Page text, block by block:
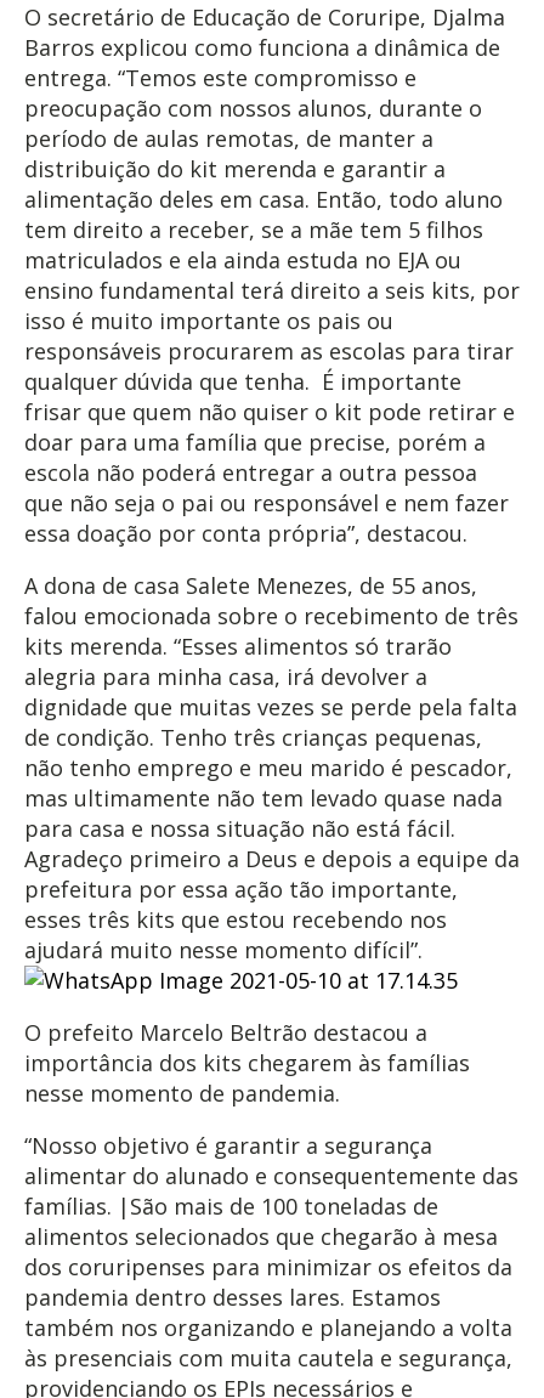
O secretário de Educação de Coruripe, Djalma
Barros explicou como funciona a dinâmica de
entrega. “Temos este compromisso e
preocupação com nossos alunos, durante o
período de aulas remotas, de manter a
distribuição do kit merenda e garantir a
alimentação deles em casa. Então, todo aluno
tem direito a receber, se a mãe tem 5 filhos
matriculados e ela ainda estuda no EJA ou
ensino fundamental terá direito a seis kits, por
isso é muito importante os pais ou
responsáveis procurarem as escolas para tirar
qualquer dúvida que tenha. É importante
frisar que quem não quiser o kit pode retirar e
doar para uma família que precise, porém a
escola não poderá entregar a outra pessoa
que não seja o pai ou responsável e nem fazer
essa doação por conta própria”, destacou.
A dona de casa Salete Menezes, de 55 anos,
falou emocionada sobre o recebimento de três
kits merenda. “Esses alimentos só trarão
alegria para minha casa, irá devolver a
dignidade que muitas vezes se perde pela falta
de condição. Tenho três crianças pequenas,
não tenho emprego e meu marido é pescador,
mas ultimamente não tem levado quase nada
para casa e nossa situação não está fácil.
Agradeço primeiro a Deus e depois a equipe da
prefeitura por essa ação tão importante,
esses três kits que estou recebendo nos
ajudará muito nesse momento difícil”.
O prefeito Marcelo Beltrão destacou a
importância dos kits chegarem às famílias
nesse momento de pandemia.
“Nosso objetivo é garantir a segurança
alimentar do alunado e consequentemente das
famílias. |São mais de 100 toneladas de
alimentos selecionados que chegarão à mesa
dos coruripenses para minimizar os efeitos da
pandemia dentro desses lares. Estamos
também nos organizando e planejando a volta
às presenciais com muita cautela e segurança,
providenciando os EPIs necessários e